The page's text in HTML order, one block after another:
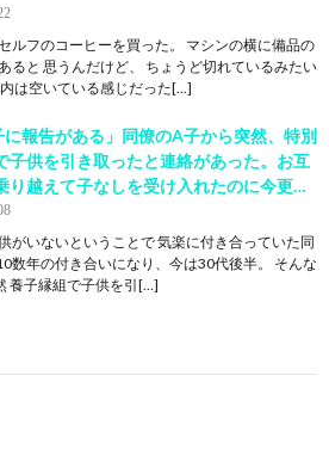
ルフのコーヒーを買った。 マシンの横に備品の
ると 思うんだけど、 ちょうど切れているみたい
は空いている感じだった[…]
報告がある」同僚のA子から突然、特別
子供を引き取ったと連絡があった。お互
り越えて子なしを受け入れたのに今更…
がいないということで 気楽に付き合っていた同
数年の付き合いになり、今は30代後半。 そんな
養子縁組で子供を引[…]